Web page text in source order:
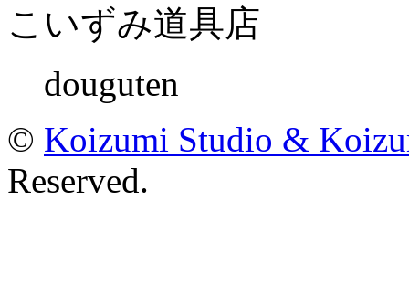
こいずみ道具店
douguten
© Koizumi Studio &
Reserved.